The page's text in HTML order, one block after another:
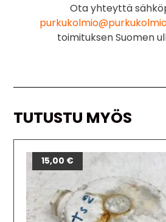
Ota yhteyttä
toimituksen Suomen
TUTUSTU MYÖS
15,00 €